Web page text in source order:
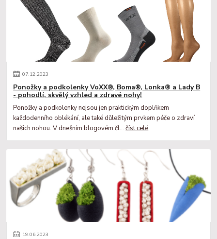
07.12.2023
Ponožky a podkolenky VoXX®, Boma®, Lonka® a Lady B
- pohodlí, skvělý vzhled a zdravé nohy!
Ponožky a podkolenky nejsou jen praktickým doplňkem
každodenního oblékání, ale také důležitým prvkem péče o zdraví
našich nohou. V dnešním blogovém čl...číst celé
19.06.2023